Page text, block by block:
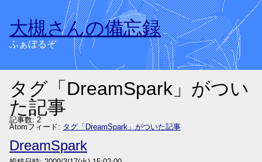
大槻さんの備忘録
ふぁぼるぞ
タグ「DreamSpark」がつい
た記事
記事数: 2
Atomフィード: タグ「DreamSpark」がついた記事
DreamSpark